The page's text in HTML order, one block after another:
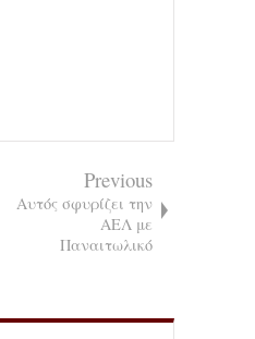
Previous
Αυτός σφυρίζει την
ΑΕΛ με
Παναιτωλικό